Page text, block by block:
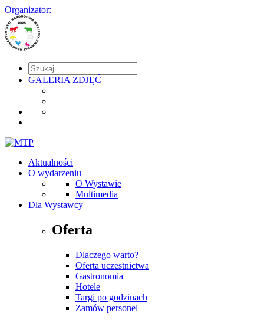
Organizator:
GALERIA ZDJĘĆ
Aktualności
O wydarzeniu
O Wystawie
Multimedia
Dla Wystawcy
Oferta
Dlaczego warto?
Oferta uczestnictwa
Gastronomia
Hotele
Targi po godzinach
Zamów personel